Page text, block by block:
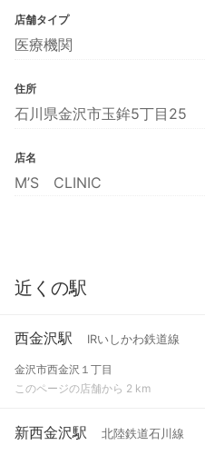
店舗タイプ
医療機関
住所
石川県金沢市玉鉾5丁目25
店名
M’S CLINIC
近くの駅
西金沢駅 IRいしかわ鉄道線
金沢市西金沢１丁目
このページの店舗から 2 km
新西金沢駅 北陸鉄道石川線